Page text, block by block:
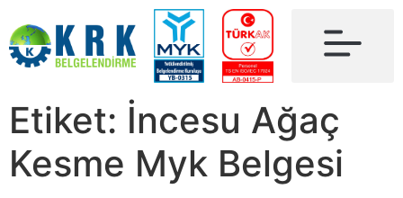
Etiket: İncesu Ağaç
Kesme Myk Belgesi